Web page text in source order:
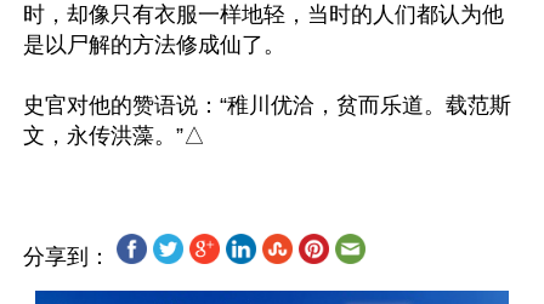
时，却像只有衣服一样地轻，当时的人们都认为他
是以尸解的方法修成仙了。
史官对他的赞语说：“稚川优洽，贫而乐道。载范斯
分享到：